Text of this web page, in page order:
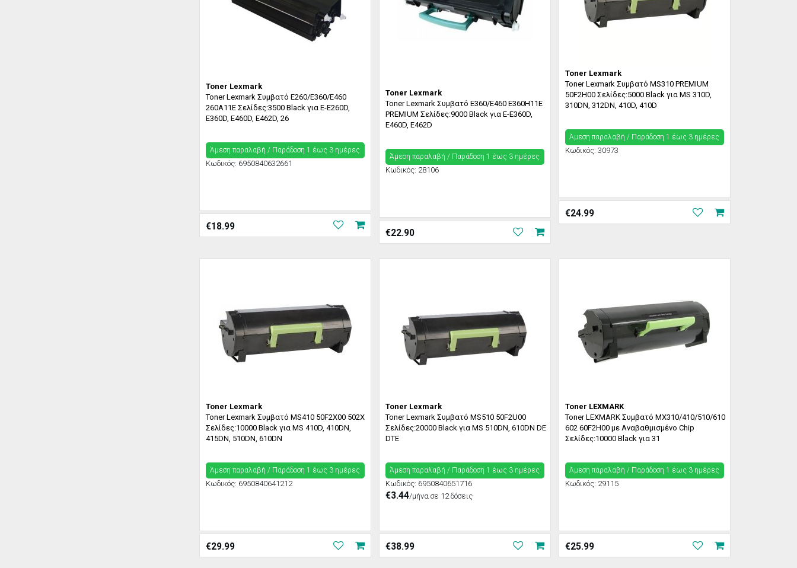
Toner Lexmark
Toner Lexmark Συμβατό E260/E360/E460
260A11E Σελίδες:3500 Black για E-E260D,
E360D, E460D, E462D, 26
Άμεση παραλαβή / Παράδoση 1 έως 3 ημέρες
Κωδικός: 6950840632661
€18.99
Toner Lexmark
Toner Lexmark Συμβατό E360/E460 E360H11E
PREMIUM Σελίδες:9000 Black για E-E360D,
E460D, E462D
Άμεση παραλαβή / Παράδoση 1 έως 3 ημέρες
Κωδικός: 28106
€22.90
Toner Lexmark
Toner Lexmark Συμβατό MS310 PREMIUM
50F2H00 Σελίδες:5000 Black για MS 310D,
310DN, 312DN, 410D, 410D
Άμεση παραλαβή / Παράδoση 1 έως 3 ημέρες
Κωδικός: 30973
€24.99
Toner Lexmark
Toner Lexmark Συμβατό MS410 50F2X00 502X
Σελίδες:10000 Black για MS 410D, 410DN,
415DN, 510DN, 610DN
Άμεση παραλαβή / Παράδoση 1 έως 3 ημέρες
Κωδικός: 6950840641212
€29.99
Toner Lexmark
Toner Lexmark Συμβατό MS510 50F2U00
Σελίδες:20000 Black για MS 510DN, 610DN DE
DTE
Άμεση παραλαβή / Παράδoση 1 έως 3 ημέρες
Κωδικός: 6950840651716
€3.44/μήνα σε 12 δόσεις
€38.99
Toner LEXMARK
Toner LEXMARK Συμβατό MX310/410/510/610
602 60F2H00 με Αναβαθμισμένο Chip
Σελίδες:10000 Black για 31
Άμεση παραλαβή / Παράδoση 1 έως 3 ημέρες
Κωδικός: 29115
€25.99